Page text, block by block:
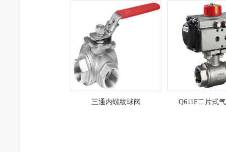
三通内螺纹球阀 Q611F二片式